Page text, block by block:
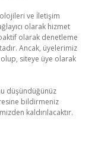
ve İletişim
olarak hizmet
olarak denetleme
Ancak, üyelerimiz
siteye üye olarak
düşündüğünüz
bildirmeniz
kaldırılacaktır.